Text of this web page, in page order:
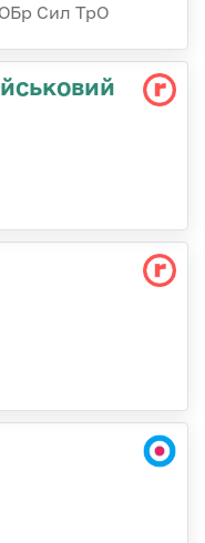
ОБр Сил ТрО